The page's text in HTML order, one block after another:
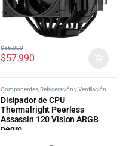
$57.990
$65.000
Componentes, Refrigeración y Ventilación
de PC
Disipador de CPU
Thermalright Peerless
Assassin 120 Vision ARGB
negro